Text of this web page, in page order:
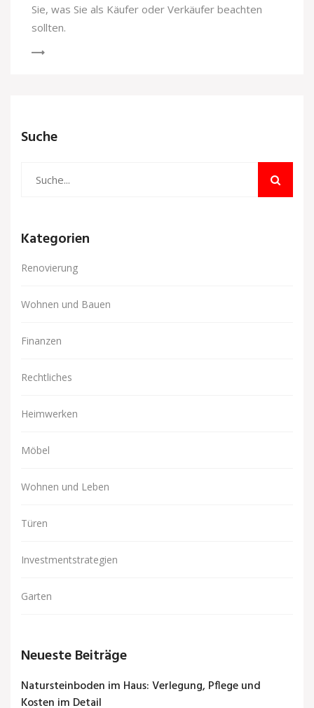
Sie, was Sie als Käufer oder Verkäufer beachten
sollten.
Suche
Kategorien
Renovierung
Wohnen und Bauen
Finanzen
Rechtliches
Heimwerken
Möbel
Wohnen und Leben
Türen
Investmentstrategien
Garten
Neueste Beiträge
Natursteinboden im Haus: Verlegung, Pflege und
Kosten im Detail